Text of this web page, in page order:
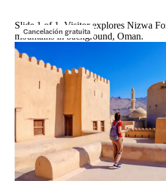
Cancelación gratuita
Slide 1 of 1, Visitor explores Nizwa
mountains in background, Oman.